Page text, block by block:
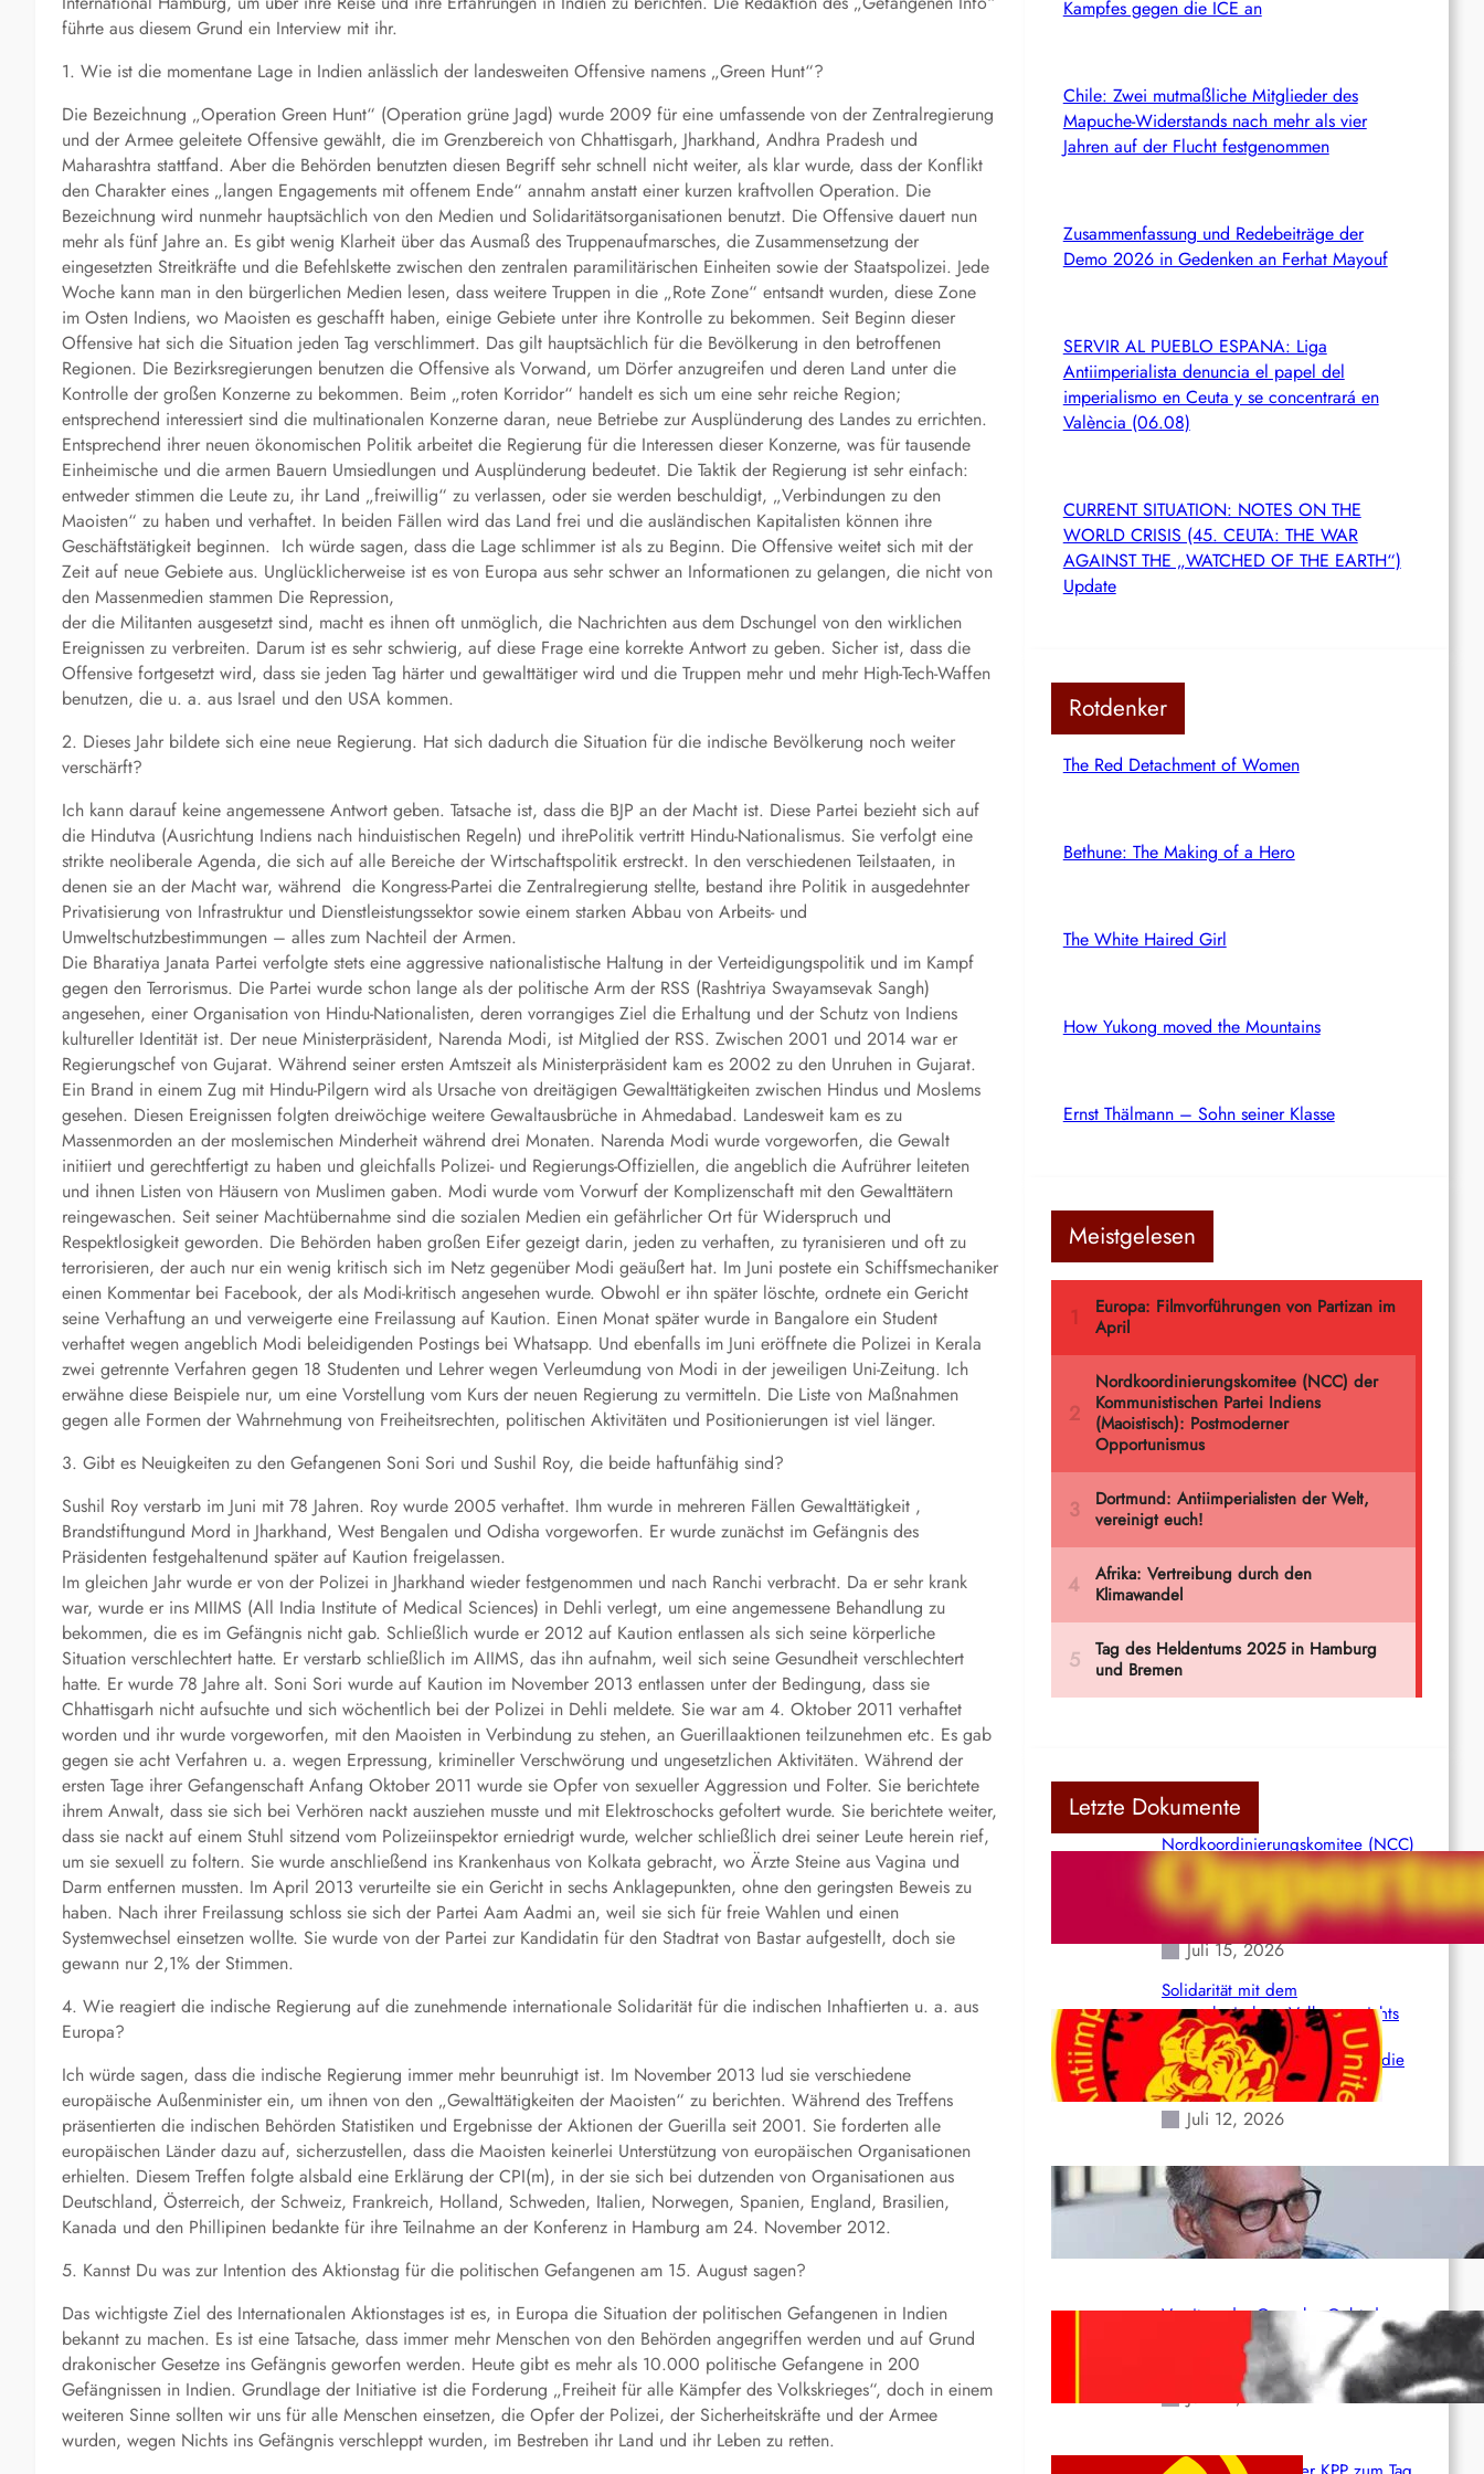
führte aus diesem Grund ein Interview mit ihr.
1. Wie ist die momentane Lage in Indien anlässlich der landesweiten Offensive namens „Green Hunt“?
Die Bezeichnung „Operation Green Hunt“ (Operation grüne Jagd) wurde 2009 für eine umfassende von der Zentralregierung
und der Armee geleitete Offensive gewählt, die im Grenzbereich von Chhattisgarh, Jharkhand, Andhra Pradesh und
Maharashtra stattfand. Aber die Behörden benutzten diesen Begriff sehr schnell nicht weiter, als klar wurde, dass der Konflikt
den Charakter eines „langen Engagements mit offenem Ende“ annahm anstatt einer kurzen kraftvollen Operation. Die
Bezeichnung wird nunmehr hauptsächlich von den Medien und Solidaritätsorganisationen benutzt. Die Offensive dauert nun
mehr als fünf Jahre an. Es gibt wenig Klarheit über das Ausmaß des Truppenaufmarsches, die Zusammensetzung der
eingesetzten Streitkräfte und die Befehlskette zwischen den zentralen paramilitärischen Einheiten sowie der Staatspolizei. Jede
Woche kann man in den bürgerlichen Medien lesen, dass weitere Truppen in die „Rote Zone“ entsandt wurden, diese Zone
im Osten Indiens, wo Maoisten es geschafft haben, einige Gebiete unter ihre Kontrolle zu bekommen. Seit Beginn dieser
Offensive hat sich die Situation jeden Tag verschlimmert. Das gilt hauptsächlich für die Bevölkerung in den betroffenen
Regionen. Die Bezirksregierungen benutzen die Offensive als Vorwand, um Dörfer anzugreifen und deren Land unter die
Kontrolle der großen Konzerne zu bekommen. Beim „roten Korridor“ handelt es sich um eine sehr reiche Region;
entsprechend interessiert sind die multinationalen Konzerne daran, neue Betriebe zur Ausplünderung des Landes zu errichten.
Entsprechend ihrer neuen ökonomischen Politik arbeitet die Regierung für die Interessen dieser Konzerne, was für tausende
Einheimische und die armen Bauern Umsiedlungen und Ausplünderung bedeutet. Die Taktik der Regierung ist sehr einfach:
entweder stimmen die Leute zu, ihr Land „freiwillig“ zu verlassen, oder sie werden beschuldigt, „Verbindungen zu den
Maoisten“ zu haben und verhaftet. In beiden Fällen wird das Land frei und die ausländischen Kapitalisten können ihre
Geschäftstätigkeit beginnen. Ich würde sagen, dass die Lage schlimmer ist als zu Beginn. Die Offensive weitet sich mit der
Zeit auf neue Gebiete aus. Unglücklicherweise ist es von Europa aus sehr schwer an Informationen zu gelangen, die nicht von
den Massenmedien stammen Die Repression,
der die Militanten ausgesetzt sind, macht es ihnen oft unmöglich, die Nachrichten aus dem Dschungel von den wirklichen
Ereignissen zu verbreiten. Darum ist es sehr schwierig, auf diese Frage eine korrekte Antwort zu geben. Sicher ist, dass die
Offensive fortgesetzt wird, dass sie jeden Tag härter und gewalttätiger wird und die Truppen mehr und mehr High-Tech-Waffen
benutzen, die u. a. aus Israel und den USA kommen.
2. Dieses Jahr bildete sich eine neue Regierung. Hat sich dadurch die Situation für die indische Bevölkerung noch weiter
verschärft?
Ich kann darauf keine angemessene Antwort geben. Tatsache ist, dass die BJP an der Macht ist. Diese Partei bezieht sich auf
die Hindutva (Ausrichtung Indiens nach hinduistischen Regeln) und ihrePolitik vertritt Hindu-Nationalismus. Sie verfolgt eine
strikte neoliberale Agenda, die sich auf alle Bereiche der Wirtschaftspolitik erstreckt. In den verschiedenen Teilstaaten, in
denen sie an der Macht war, während die Kongress-Partei die Zentralregierung stellte, bestand ihre Politik in ausgedehnter
Privatisierung von Infrastruktur und Dienstleistungssektor sowie einem starken Abbau von Arbeits- und
Umweltschutzbestimmungen – alles zum Nachteil der Armen.
Die Bharatiya Janata Partei verfolgte stets eine aggressive nationalistische Haltung in der Verteidigungspolitik und im Kampf
gegen den Terrorismus. Die Partei wurde schon lange als der politische Arm der RSS (Rashtriya Swayamsevak Sangh)
angesehen, einer Organisation von Hindu-Nationalisten, deren vorrangiges Ziel die Erhaltung und der Schutz von Indiens
kultureller Identität ist. Der neue Ministerpräsident, Narenda Modi, ist Mitglied der RSS. Zwischen 2001 und 2014 war er
Regierungschef von Gujarat. Während seiner ersten Amtszeit als Ministerpräsident kam es 2002 zu den Unruhen in Gujarat.
Ein Brand in einem Zug mit Hindu-Pilgern wird als Ursache von dreitägigen Gewalttätigkeiten zwischen Hindus und Moslems
gesehen. Diesen Ereignissen folgten dreiwöchige weitere Gewaltausbrüche in Ahmedabad. Landesweit kam es zu
Massenmorden an der moslemischen Minderheit während drei Monaten. Narenda Modi wurde vorgeworfen, die Gewalt
initiiert und gerechtfertigt zu haben und gleichfalls Polizei- und Regierungs-Offiziellen, die angeblich die Aufrührer leiteten
und ihnen Listen von Häusern von Muslimen gaben. Modi wurde vom Vorwurf der Komplizenschaft mit den Gewalttätern
reingewaschen. Seit seiner Machtübernahme sind die sozialen Medien ein gefährlicher Ort für Widerspruch und
Respektlosigkeit geworden. Die Behörden haben großen Eifer gezeigt darin, jeden zu verhaften, zu tyranisieren und oft zu
terrorisieren, der auch nur ein wenig kritisch sich im Netz gegenüber Modi geäußert hat. Im Juni postete ein Schiffsmechaniker
einen Kommentar bei Facebook, der als Modi-kritisch angesehen wurde. Obwohl er ihn später löschte, ordnete ein Gericht
seine Verhaftung an und verweigerte eine Freilassung auf Kaution. Einen Monat später wurde in Bangalore ein Student
verhaftet wegen angeblich Modi beleidigenden Postings bei Whatsapp. Und ebenfalls im Juni eröffnete die Polizei in Kerala
zwei getrennte Verfahren gegen 18 Studenten und Lehrer wegen Verleumdung von Modi in der jeweiligen Uni-Zeitung. Ich
erwähne diese Beispiele nur, um eine Vorstellung vom Kurs der neuen Regierung zu vermitteln. Die Liste von Maßnahmen
gegen alle Formen der Wahrnehmung von Freiheitsrechten, politischen Aktivitäten und Positionierungen ist viel länger.
3. Gibt es Neuigkeiten zu den Gefangenen Soni Sori und Sushil Roy, die beide haftunfähig sind?
Sushil Roy verstarb im Juni mit 78 Jahren. Roy wurde 2005 verhaftet. Ihm wurde in mehreren Fällen Gewalttätigkeit ,
Brandstiftungund Mord in Jharkhand, West Bengalen und Odisha vorgeworfen. Er wurde zunächst im Gefängnis des
Präsidenten festgehaltenund später auf Kaution freigelassen.
Im gleichen Jahr wurde er von der Polizei in Jharkhand wieder festgenommen und nach Ranchi verbracht. Da er sehr krank
war, wurde er ins MIIMS (All India Institute of Medical Sciences) in Dehli verlegt, um eine angemessene Behandlung zu
bekommen, die es im Gefängnis nicht gab. Schließlich wurde er 2012 auf Kaution entlassen als sich seine körperliche
Situation verschlechtert hatte. Er verstarb schließlich im AIIMS, das ihn aufnahm, weil sich seine Gesundheit verschlechtert
hatte. Er wurde 78 Jahre alt. Soni Sori wurde auf Kaution im November 2013 entlassen unter der Bedingung, dass sie
Chhattisgarh nicht aufsuchte und sich wöchentlich bei der Polizei in Dehli meldete. Sie war am 4. Oktober 2011 verhaftet
worden und ihr wurde vorgeworfen, mit den Maoisten in Verbindung zu stehen, an Guerillaaktionen teilzunehmen etc. Es gab
gegen sie acht Verfahren u. a. wegen Erpressung, krimineller Verschwörung und ungesetzlichen Aktivitäten. Während der
ersten Tage ihrer Gefangenschaft Anfang Oktober 2011 wurde sie Opfer von sexueller Aggression und Folter. Sie berichtete
ihrem Anwalt, dass sie sich bei Verhören nackt ausziehen musste und mit Elektroschocks gefoltert wurde. Sie berichtete weiter,
dass sie nackt auf einem Stuhl sitzend vom Polizeiinspektor erniedrigt wurde, welcher schließlich drei seiner Leute herein rief,
um sie sexuell zu foltern. Sie wurde anschließend ins Krankenhaus von Kolkata gebracht, wo Ärzte Steine aus Vagina und
Darm entfernen mussten. Im April 2013 verurteilte sie ein Gericht in sechs Anklagepunkten, ohne den geringsten Beweis zu
haben. Nach ihrer Freilassung schloss sie sich der Partei Aam Aadmi an, weil sie sich für freie Wahlen und einen
Systemwechsel einsetzen wollte. Sie wurde von der Partei zur Kandidatin für den Stadtrat von Bastar aufgestellt, doch sie
gewann nur 2,1% der Stimmen.
4. Wie reagiert die indische Regierung auf die zunehmende internationale Solidarität für die indischen Inhaftierten u. a. aus
Europa?
Ich würde sagen, dass die indische Regierung immer mehr beunruhigt ist. Im November 2013 lud sie verschiedene
europäische Außenminister ein, um ihnen von den „Gewalttätigkeiten der Maoisten“ zu berichten. Während des Treffens
präsentierten die indischen Behörden Statistiken und Ergebnisse der Aktionen der Guerilla seit 2001. Sie forderten alle
europäischen Länder dazu auf, sicherzustellen, dass die Maoisten keinerlei Unterstützung von europäischen Organisationen
erhielten. Diesem Treffen folgte alsbald eine Erklärung der CPI(m), in der sie sich bei dutzenden von Organisationen aus
Deutschland, Österreich, der Schweiz, Frankreich, Holland, Schweden, Italien, Norwegen, Spanien, England, Brasilien,
Kanada und den Phillipinen bedankte für ihre Teilnahme an der Konferenz in Hamburg am 24. November 2012.
5. Kannst Du was zur Intention des Aktionstag für die politischen Gefangenen am 15. August sagen?
Das wichtigste Ziel des Internationalen Aktionstages ist es, in Europa die Situation der politischen Gefangenen in Indien
bekannt zu machen. Es ist eine Tatsache, dass immer mehr Menschen von den Behörden angegriffen werden und auf Grund
drakonischer Gesetze ins Gefängnis geworfen werden. Heute gibt es mehr als 10.000 politische Gefangene in 200
Gefängnissen in Indien. Grundlage der Initiative ist die Forderung „Freiheit für alle Kämpfer des Volkskrieges“, doch in einem
weiteren Sinne sollten wir uns für alle Menschen einsetzen, die Opfer der Polizei, der Sicherheitskräfte und der Armee
wurden, wegen Nichts ins Gefängnis verschleppt wurden, im Bestreben ihr Land und ihr Leben zu retten.
Kampfes gegen die ICE an
Chile: Zwei mutmaßliche Mitglieder des
Mapuche-Widerstands nach mehr als vier
Jahren auf der Flucht festgenommen
Zusammenfassung und Redebeiträge der
Demo 2026 in Gedenken an Ferhat Mayouf
SERVIR AL PUEBLO ESPANA: Liga
Antiimperialista denuncia el papel del
imperialismo en Ceuta y se concentrará en
València (06.08)
CURRENT SITUATION: NOTES ON THE
WORLD CRISIS (45. CEUTA: THE WAR
AGAINST THE „WATCHED OF THE EARTH“)
Update
Rotdenker
The Red Detachment of Women
Bethune: The Making of a Hero
The White Haired Girl
How Yukong moved the Mountains
Ernst Thälmann – Sohn seiner Klasse
Meistgelesen
Letzte Dokumente
Nordkoordinierungskomitee (NCC)
der Kommunistischen Partei Indiens
(Maoistisch): Postmoderner
Opportunismus
Juli 15, 2026
Solidarität mit dem
venezolanischem Volk angesichts
der verlorenen Leben und der
katastrophalen Situation durch die
Erdbeben des 24. Juni!
Juli 12, 2026
Indien: „Die Politik der
Kapitulation“ von K. Murali (Ajith)
Juli 1, 2026
Vorsitzender Gonzalo: Gebt das
Leben für die Partei und die
Juni 19, 2026